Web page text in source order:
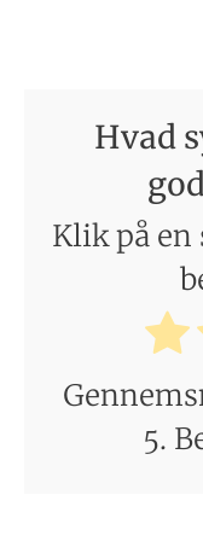
Hvad
Klik på en
5.